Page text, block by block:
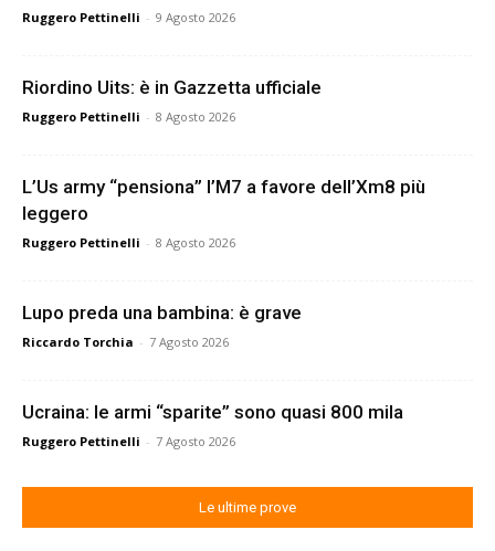
Ruggero Pettinelli - 9 Agosto 2026
Riordino Uits: è in Gazzetta ufficiale
Ruggero Pettinelli - 8 Agosto 2026
L’Us army “pensiona” l’M7 a favore dell’Xm8 più
leggero
Ruggero Pettinelli - 8 Agosto 2026
Lupo preda una bambina: è grave
Riccardo Torchia - 7 Agosto 2026
Ucraina: le armi “sparite” sono quasi 800 mila
Ruggero Pettinelli - 7 Agosto 2026
Le ultime prove